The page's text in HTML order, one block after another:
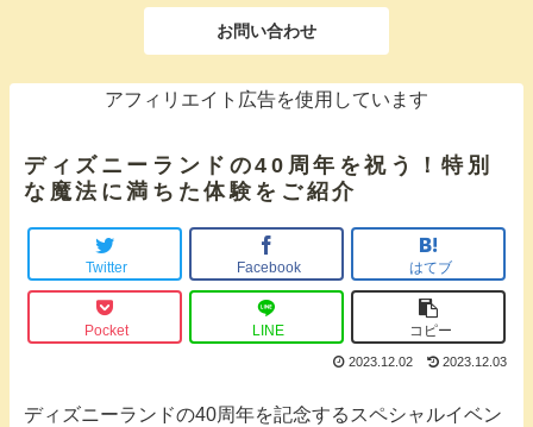
お問い合わせ
アフィリエイト広告を使用しています
ディズニーランドの40周年を祝う！特別
な魔法に満ちた体験をご紹介
Twitter Facebook はてブ
Pocket LINE コピー
2023.12.03
2023.12.02
ディズニーランドの40周年を記念するスペシャルイベン